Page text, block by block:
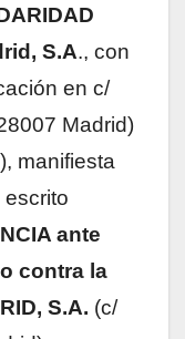
S.A., con
en c/
Madrid)
manifiesta
ante
contra la
S.A. (c/